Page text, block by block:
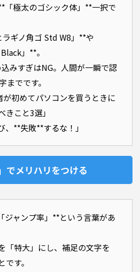
「極太のゴシック体」**一択で
ギノ角ゴ Std W8」**や
」**。
みすぎはNG。人間が一瞬で認
までです。
初めてパソコンを買うときに
こと3選」
、**失敗**するな！」
でメリハリをつける
ジャンプ率」**という言葉があ
「特大」にし、補足の文字を
です。